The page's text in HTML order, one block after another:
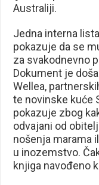
Australiji.
Jedna interna
pokazuje da se
za svakodnevno
Dokument je
Wellea,
te novinske kuće
pokazuje zbog
odvajani od
nošenja marama
u inozemstvo.
knjiga navođeno